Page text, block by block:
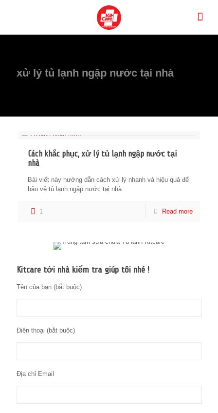
xử lý tủ lạnh ngập nước tại nhà
Cách khắc phục, xử lý tủ lạnh ngập nước tại
nhà
Bài viết này hướng dẫn cách xử lý nhanh và hiệu quả để
bảo vệ tủ lạnh ngập nước tại nhà
1 Read more
Kitcare tới nhà kiểm tra giúp tôi nhé !
Tên của bạn (bắt buộc)
Điện thoại (bắt buộc)
Địa chỉ Email